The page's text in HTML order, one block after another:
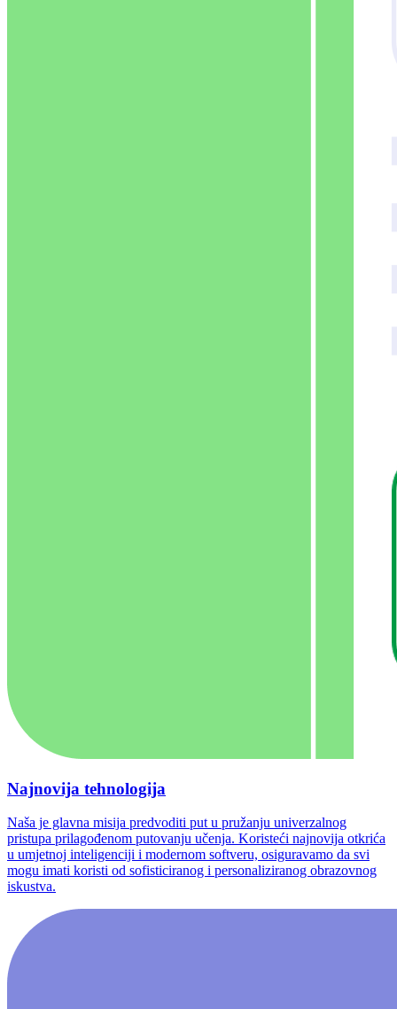
Najnovija tehnologija
Naša je glavna misija predvoditi put u pružanju univerzalnog
pristupa prilagođenom putovanju učenja. Koristeći najnovija otkrića
u umjetnoj inteligenciji i modernom softveru, osiguravamo da svi
mogu imati koristi od sofisticiranog i personaliziranog obrazovnog
iskustva.